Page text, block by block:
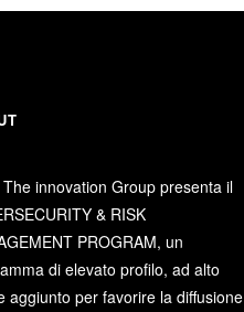
innovation Group presenta il
& RISK
PROGRAM, un
di elevato profilo, ad alto
aggiunto per favorire la diffusione